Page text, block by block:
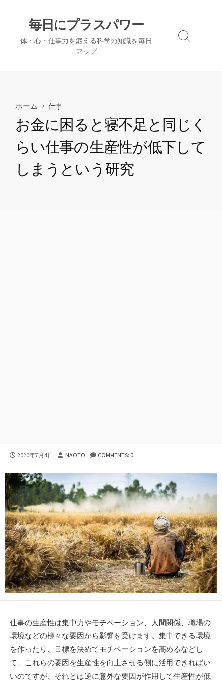
毎日にプラスパワー
体・心・仕事力を鍛える科学の知識を毎日
アップ
検
メ
ホーム > 仕事
お金に困ると寝不足と同じく
らい仕事の生産性が低下して
しまうという研究
公
日
2020年7月4日
投
者
NAOTO COMMENTS: 0
仕事の生産性は集中力やモチベーション、人間関係、職場の
環境などの様々な要因から影響を受けます。集中できる環境
を作ったり、目標を決めてモチベーションを高めるなどし
て、これらの要因を生産性を向上させる側に活用できればい
いのですが、それとは逆に意外な要因が作用して生産性が低